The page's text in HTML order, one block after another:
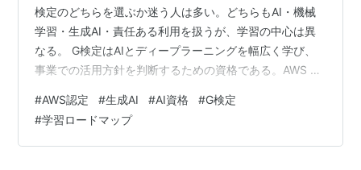
検定のどちらを選ぶか迷う人は多い。どちらもAI・機械
学習・生成AI・責任ある利用を扱うが、学習の中心は異
なる。 G検定はAIとディープラーニングを幅広く学び、
事業での活用方針を判断するための資格である。AWS AI
Amazon Bedrock、Amazon SageMaker AIなどAWS上の
サービス選定、セキュリティ、ガバナンスを扱う。 結論
として、利用するクラウドが未定でAI全体を広く整理し
#AWS認定 #生成AI #AI資格 #G検定
#学習ロードマップ